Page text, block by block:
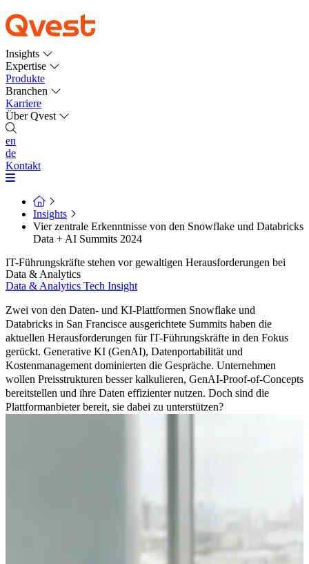
Insights
Expertise
Produkte
Branchen
Karriere
Über Qvest
en
de
Kontakt
Insights
Vier zentrale Erkenntnisse von den Snowflake und Databricks
Data + AI Summits 2024
IT-Führungskräfte stehen vor gewaltigen Herausforderungen bei
Data & Analytics
Data & Analytics Tech Insight
Zwei von den Daten- und KI-Plattformen Snowflake und
Databricks in San Francisce ausgerichtete Summits haben die
aktuellen Herausforderungen für IT-Führungskräfte in den Fokus
gerückt. Generative KI (GenAI), Datenportabilität und
Kostenmanagement dominierten die Gespräche. Unternehmen
wollen Preisstrukturen besser kalkulieren, GenAI-Proof-of-Concepts
bereitstellen und ihre Daten effizienter nutzen. Doch sind die
Plattformanbieter bereit, sie dabei zu unterstützen?